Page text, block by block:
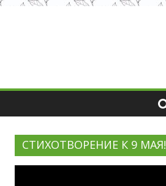
СТИХОТВОРЕНИЕ К 9 МАЯ!